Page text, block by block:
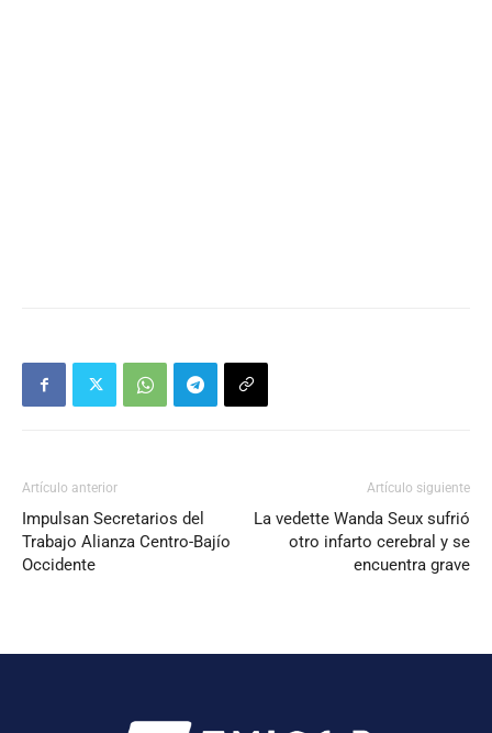
Artículo anterior
Impulsan Secretarios del
Trabajo Alianza Centro-Bajío
Occidente
Artículo siguiente
La vedette Wanda Seux sufrió
otro infarto cerebral y se
encuentra grave